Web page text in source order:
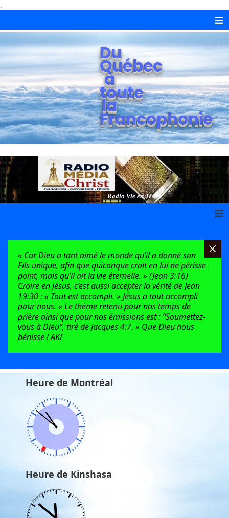
.
≡
Du
Québec
à
toute
la
Francophonie
Radio Vie en Jésus
≡
« Car Dieu a tant aimé le monde qu’il a donné son
Fils unique, afin que quiconque croit en lui ne périsse
point, mais qu’il ait la vie éternelle. » (Jean 3:16)
Croire en Jésus, c’est aussi accepter la vérité de Jean
19:30 : « Tout est accompli. » Jésus a tout accompli
pour nous. « Le thème retenu pour nos temps de
prière ainsi que pour nos émissions est : “Soumettez-
vous à Dieu”, tiré de Jacques 4:7. » Que Dieu nous
bénisse ! AKF
Heure de Montréal
Heure de Kinshasa